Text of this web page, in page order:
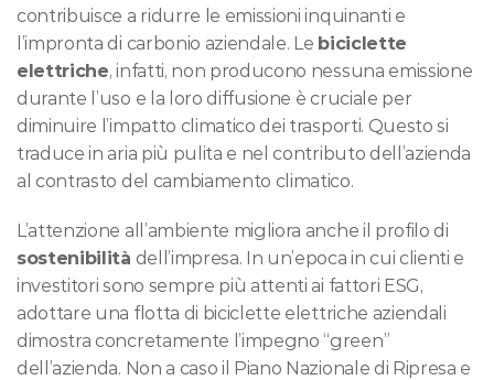
contribuisce a ridurre le emissioni inquinanti e
l’impronta di carbonio aziendale. Le biciclette
elettriche, infatti, non producono nessuna emissione
durante l’uso e la loro diffusione è cruciale per
diminuire l’impatto climatico dei trasporti. Questo si
traduce in aria più pulita e nel contributo dell’azienda
al contrasto del cambiamento climatico.
sostenibilità dell’impresa. In un’epoca in cui clienti e
investitori sono sempre più attenti ai fattori ESG,
adottare una flotta di biciclette elettriche aziendali
dimostra concretamente l’impegno “green”
dell’azienda. Non a caso il Piano Nazionale di Ripresa e